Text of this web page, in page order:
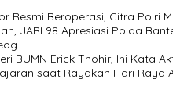
Resmi Beroperasi, Citra Polri
JARI 98 Apresiasi Polda
BUMN Erick Thohir, Ini Kata
saat Rayakan Hari Raya